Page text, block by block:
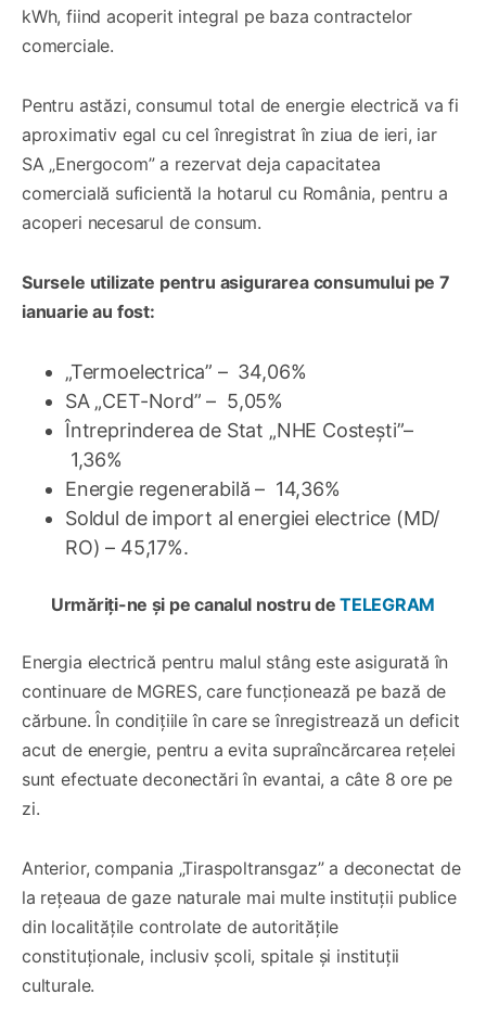
kWh, fiind acoperit integral pe baza contractelor
comerciale.
Pentru astăzi, consumul total de energie electrică va fi
aproximativ egal cu cel înregistrat în ziua de ieri, iar
SA „Energocom” a rezervat deja capacitatea
comercială suficientă la hotarul cu România, pentru a
acoperi necesarul de consum.
Sursele utilizate pentru asigurarea consumului pe 7
ianuarie au fost:
„Termoelectrica” – 34,06%
SA „CET-Nord” – 5,05%
Întreprinderea de Stat „NHE Costești”–
1,36%
Energie regenerabilă – 14,36%
Soldul de import al energiei electrice (MD/
RO) – 45,17%.
Urmăriți-ne și pe canalul nostru deTELEGRAM
Energia electrică pentru malul stâng este asigurată în
continuare de MGRES, care funcționează pe bază de
cărbune. În condițiile în care se înregistrează un deficit
acut de energie, pentru a evita supraîncărcarea rețelei
sunt efectuate deconectări în evantai, a câte 8 ore pe
zi.
Anterior, compania „Tiraspoltransgaz” a deconectat de
la rețeaua de gaze naturale mai multe instituții publice
din localitățile controlate de autoritățile
constituționale, inclusiv școli, spitale și instituții
culturale.